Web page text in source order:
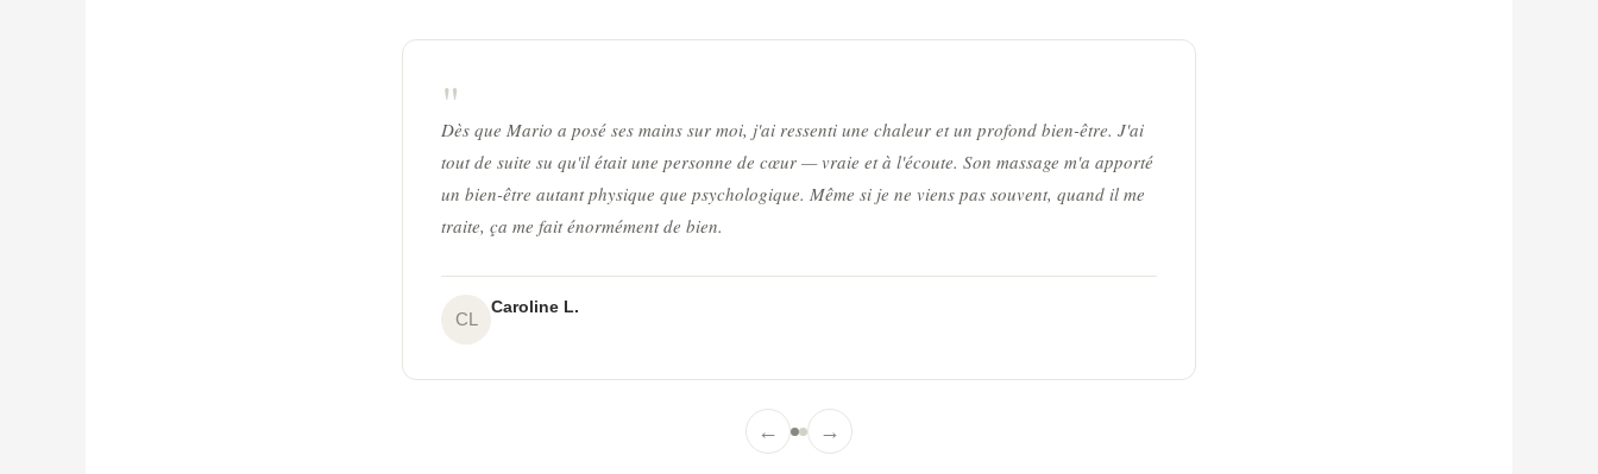
"
Dès que Mario a posé ses mains sur moi, j'ai ressenti une chaleur et un profond bien-être. J'ai
tout de suite su qu'il était une personne de cœur — vraie et à l'écoute. Son massage m'a apporté
un bien-être autant physique que psychologique. Même si je ne viens pas souvent, quand il me
traite, ça me fait énormément de bien.
CL
Caroline L.
← →